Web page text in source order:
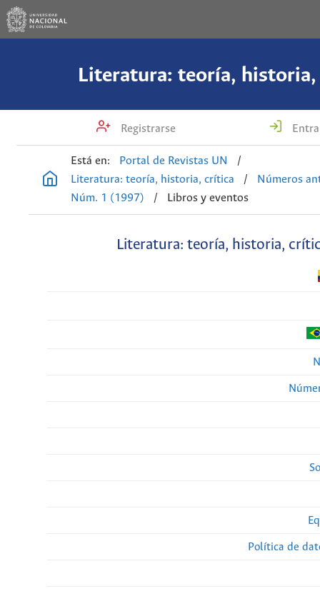
Literatura: teoría,
Registrarse
Está en: Portal de Revistas UN
/
Literatura: teoría, historia, crítica
/
Números
Núm. 1 (1997)
/ Libros y eventos
Literatura: teoría, historia,
Política de